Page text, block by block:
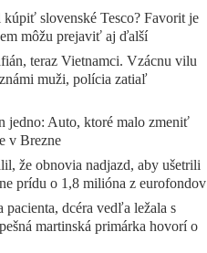
slovenské Tesco? Favorit je
môžu prejaviť aj ďalší
teraz Vietnamci. Vzácnu vilu
muži, polícia zatiaľ
jedno: Auto, ktoré malo zmeniť
v Brezne
že obnovia nadjazd, aby ušetrili
prídu o 1,8 milióna z eurofondov
dcéra vedľa ležala s
martinská primárka hovorí o